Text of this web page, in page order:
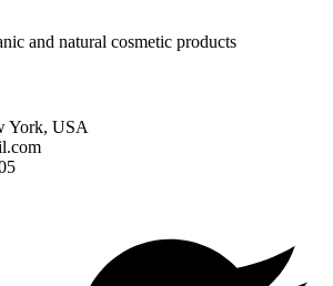
and natural cosmetic products
York, USA